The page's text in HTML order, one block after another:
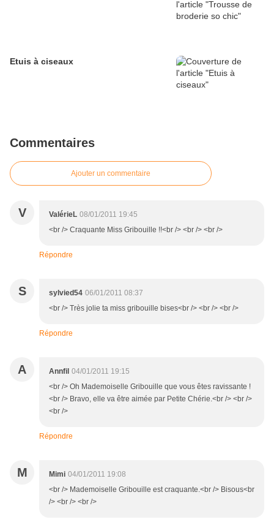
Etuis à ciseaux
Commentaires
Ajouter un commentaire
V ValérieL 08/01/2011 19:45
<br /> Craquante Miss Gribouille !!<br /> <br /> <br />
Répondre
S sylvied54 06/01/2011 08:37
<br /> Très jolie ta miss gribouille bises<br /> <br /> <br />
Répondre
A Annfil 04/01/2011 19:15
<br /> Oh Mademoiselle Gribouille que vous êtes ravissante !
<br /> Bravo, elle va être aimée par Petite Chérie.<br /> <br />
<br />
Répondre
M Mimi 04/01/2011 19:08
<br /> Mademoiselle Gribouille est craquante.<br /> Bisous<br
/> <br /> <br />